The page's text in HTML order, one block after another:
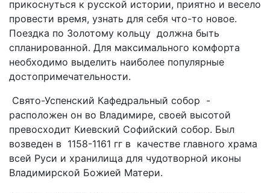
прикоснуться к русской истории, приятно и весело
провести время, узнать для себя что-то новое.
Поездка по Золотому кольцу должна быть
спланированной. Для максимального комфорта
необходимо выделить наиболее популярные
достопримечательности.
Свято-Успенский Кафедральный собор -
расположен он во Владимире, своей высотой
превосходит Киевский Софийский собор. Был
возведен в 1158-1161 гг в качестве главного храма
всей Руси и хранилища для чудотворной иконы
Владимирской Божией Матери.